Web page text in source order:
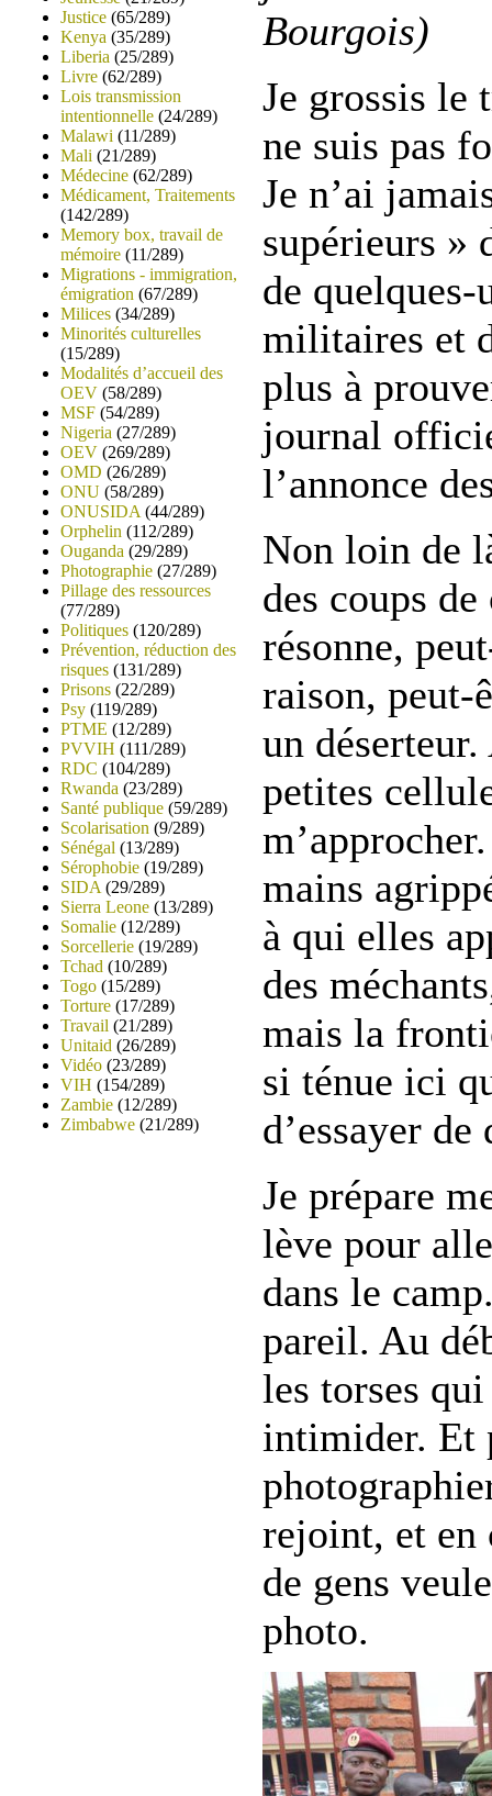
Justice (65/289)
Kenya (35/289)
Liberia (25/289)
Livre (62/289)
Lois transmission
intentionnelle (24/289)
Malawi (11/289)
Mali (21/289)
Médecine (62/289)
Médicament, Traitements
(142/289)
Memory box, travail de
mémoire (11/289)
Migrations - immigration,
émigration (67/289)
Milices (34/289)
Minorités culturelles
(15/289)
Modalités d’accueil des
OEV (58/289)
MSF (54/289)
Nigeria (27/289)
OEV (269/289)
OMD (26/289)
ONU (58/289)
ONUSIDA (44/289)
Orphelin (112/289)
Ouganda (29/289)
Photographie (27/289)
Pillage des ressources
(77/289)
Politiques (120/289)
Prévention, réduction des
risques (131/289)
Prisons (22/289)
Psy (119/289)
PTME (12/289)
PVVIH (111/289)
RDC (104/289)
Rwanda (23/289)
Santé publique (59/289)
Scolarisation (9/289)
Sénégal (13/289)
Sérophobie (19/289)
SIDA (29/289)
Sierra Leone (13/289)
Somalie (12/289)
Sorcellerie (19/289)
Tchad (10/289)
Togo (15/289)
Torture (17/289)
Travail (21/289)
Unitaid (26/289)
Vidéo (23/289)
VIH (154/289)
Zambie (12/289)
Zimbabwe (21/289)
Bourgois)
Je grossis le
ne suis pas
Je n’ai
supérieurs »
de quelques-
militaires et
plus à
journal
l’annonce
Non loin de
des coups
résonne,
raison, peut-
un
petites
mains
à qui elles
des
mais la
si ténue ici
d’essayer de
Je prépare
lève pour
dans le
pareil. Au
les torses
intimider. Et
rejoint, et en
de gens
photo.